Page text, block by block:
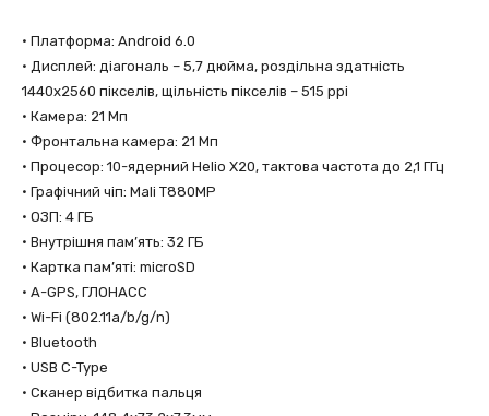
• Платформа: Android 6.0
• Дисплей: діагональ – 5,7 дюйма, роздільна здатнiсть
1440х2560 пікселів, щільність пікселів – 515 ppi
• Камера: 21 Мп
• Фронтальна камера: 21 Мп
• Процесор: 10-ядерний Helio X20, тактова частота до 2,1 ГГц
• Графічний чіп: Mali T880MP
• ОЗП: 4 ГБ
• Внутрішня пам’ять: 32 ГБ
• Картка пам’яті: microSD
• A-GPS, ГЛОНАСС
• Wi-Fi (802.11a/b/g/n)
• Bluetooth
• USB C-Type
• Сканер відбитка пальця